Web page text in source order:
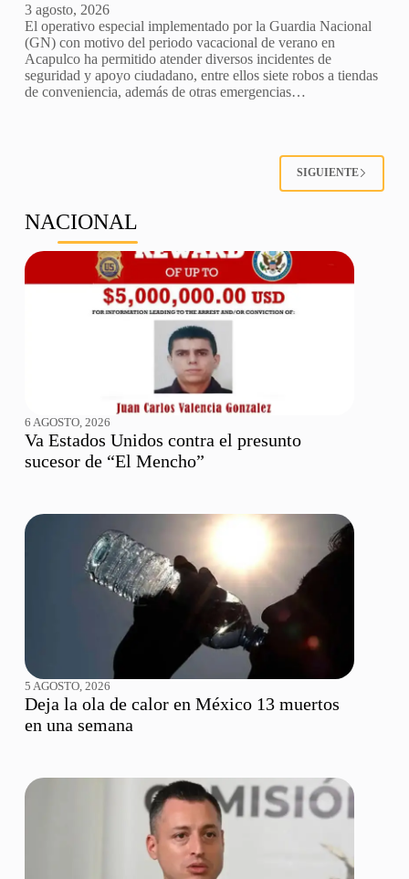
3 agosto, 2026
El operativo especial implementado por la Guardia Nacional
(GN) con motivo del periodo vacacional de verano en
Acapulco ha permitido atender diversos incidentes de
seguridad y apoyo ciudadano, entre ellos siete robos a tiendas
de conveniencia, además de otras emergencias…
SIGUIENTE
NACIONAL
6 AGOSTO, 2026
Va Estados Unidos contra el presunto
sucesor de “El Mencho”
5 AGOSTO, 2026
Deja la ola de calor en México 13 muertos
en una semana